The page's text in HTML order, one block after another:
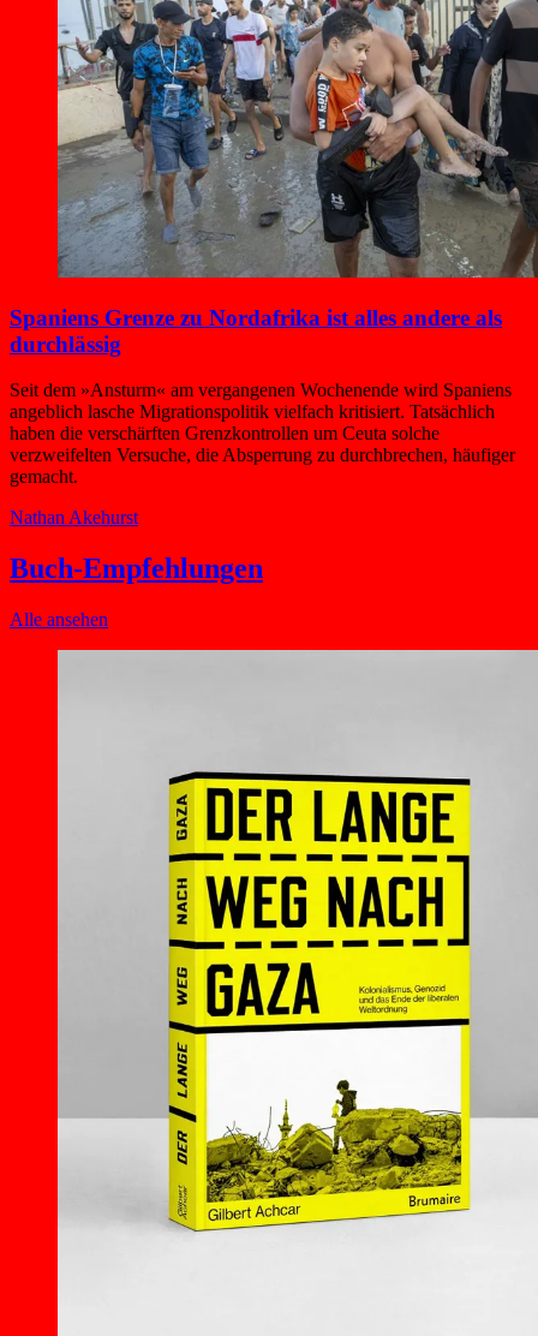
Spaniens Grenze zu Nordafrika ist alles andere als
durchlässig
Seit dem »Ansturm« am vergangenen Wochenende wird Spaniens
angeblich lasche Migrationspolitik vielfach kritisiert. Tatsächlich
haben die verschärften Grenzkontrollen um Ceuta solche
verzweifelten Versuche, die Absperrung zu durchbrechen, häufiger
gemacht.
Nathan Akehurst
Buch-Empfehlungen
Alle ansehen